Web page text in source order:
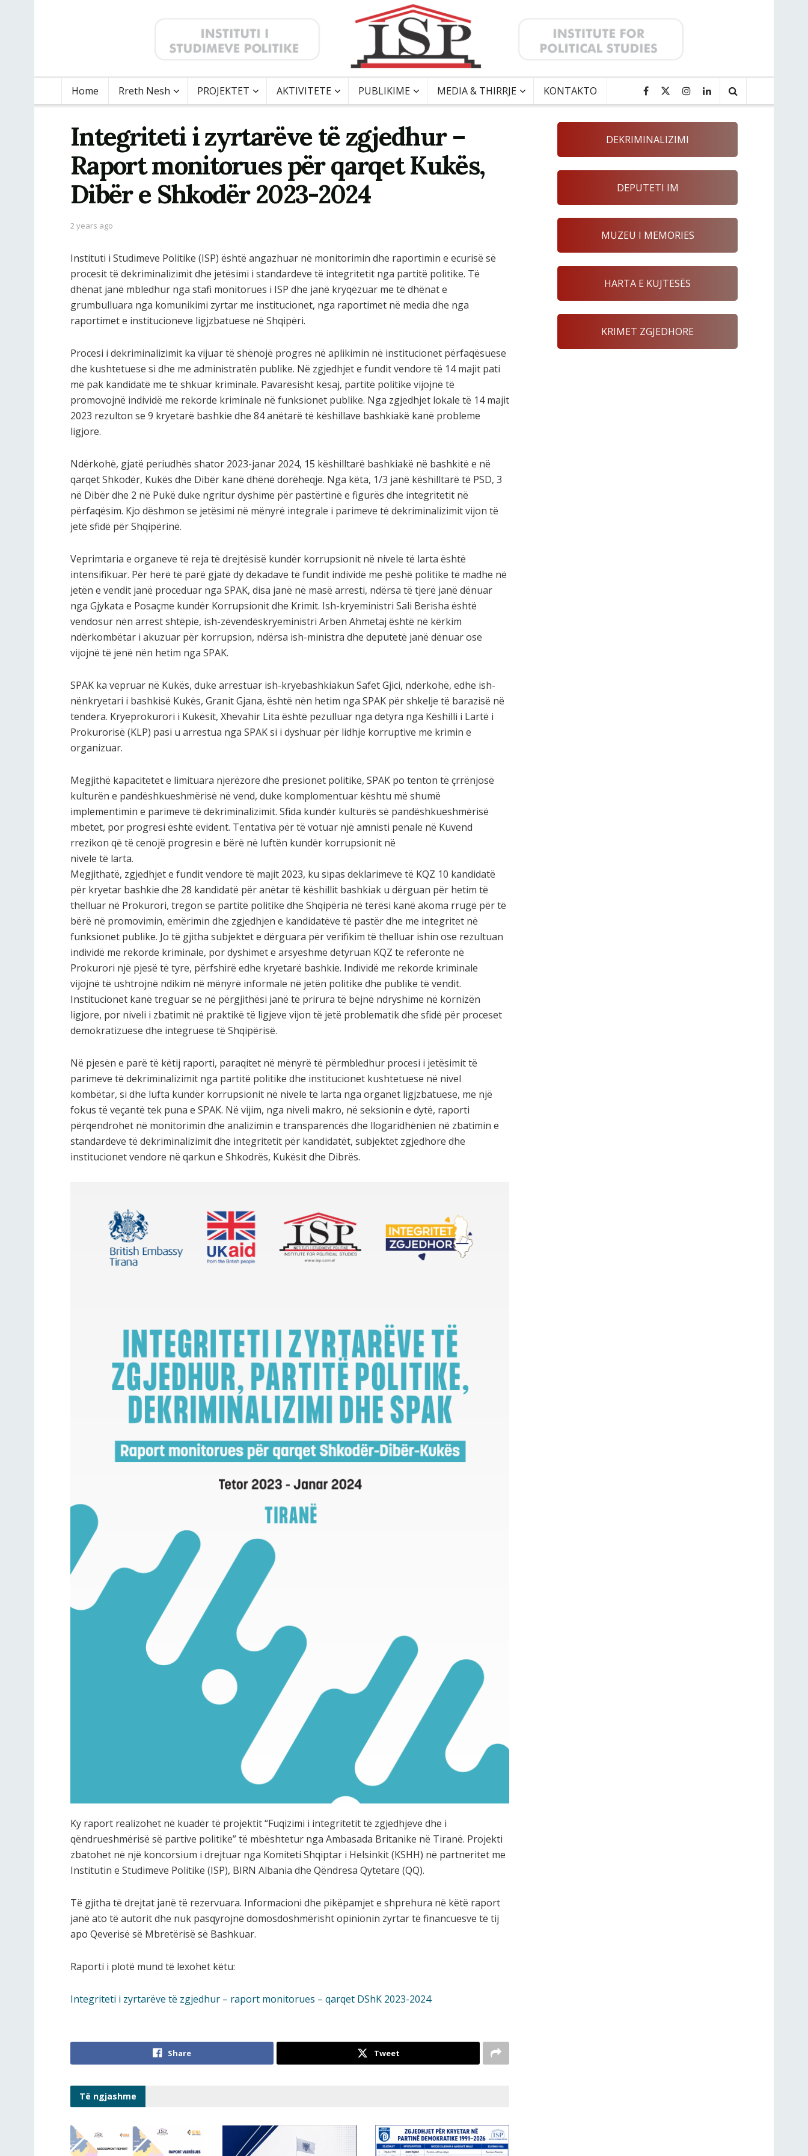
Home Rreth Nesh PROJEKTET AKTIVITETE PUBLIKIME MEDIA & THIRRJE KONTAKTO
Integriteti i zyrtarëve të zgjedhur –
Raport monitorues për qarqet Kukës,
Dibër e Shkodër 2023-2024
2 years ago
Instituti i Studimeve Politike (ISP) është angazhuar në monitorimin dhe raportimin e ecurisë së
procesit të dekriminalizimit dhe jetësimi i standardeve të integritetit nga partitë politike. Të
dhënat janë mbledhur nga stafi monitorues i ISP dhe janë kryqëzuar me të dhënat e
grumbulluara nga komunikimi zyrtar me institucionet, nga raportimet në media dhe nga
raportimet e institucioneve ligjzbatuese në Shqipëri.
Procesi i dekriminalizimit ka vijuar të shënojë progres në aplikimin në institucionet përfaqësuese
dhe kushtetuese si dhe me administratën publike. Në zgjedhjet e fundit vendore të 14 majit pati
më pak kandidatë me të shkuar kriminale. Pavarësisht kësaj, partitë politike vijojnë të
promovojnë individë me rekorde kriminale në funksionet publike. Nga zgjedhjet lokale të 14 majit
2023 rezulton se 9 kryetarë bashkie dhe 84 anëtarë të këshillave bashkiakë kanë probleme
ligjore.
Ndërkohë, gjatë periudhës shator 2023-janar 2024, 15 këshilltarë bashkiakë në bashkitë e në
qarqet Shkodër, Kukës dhe Dibër kanë dhënë dorëheqje. Nga këta, 1/3 janë këshilltarë të PSD, 3
në Dibër dhe 2 në Pukë duke ngritur dyshime për pastërtinë e figurës dhe integritetit në
përfaqësim. Kjo dëshmon se jetësimi në mënyrë integrale i parimeve të dekriminalizimit vijon të
jetë sfidë për Shqipërinë.
Veprimtaria e organeve të reja të drejtësisë kundër korrupsionit në nivele të larta është
intensifikuar. Për herë të parë gjatë dy dekadave të fundit individë me peshë politike të madhe në
jetën e vendit janë proceduar nga SPAK, disa janë në masë arresti, ndërsa të tjerë janë dënuar
nga Gjykata e Posaçme kundër Korrupsionit dhe Krimit. Ish-kryeministri Sali Berisha është
vendosur nën arrest shtëpie, ish-zëvendëskryeministri Arben Ahmetaj është në kërkim
ndërkombëtar i akuzuar për korrupsion, ndërsa ish-ministra dhe deputetë janë dënuar ose
vijojnë të jenë nën hetim nga SPAK.
SPAK ka vepruar në Kukës, duke arrestuar ish-kryebashkiakun Safet Gjici, ndërkohë, edhe ish-
nënkryetari i bashkisë Kukës, Granit Gjana, është nën hetim nga SPAK për shkelje të barazisë në
tendera. Kryeprokurori i Kukësit, Xhevahir Lita është pezulluar nga detyra nga Këshilli i Lartë i
Prokurorisë (KLP) pasi u arrestua nga SPAK si i dyshuar për lidhje korruptive me krimin e
organizuar.
Megjithë kapacitetet e limituara njerëzore dhe presionet politike, SPAK po tenton të çrrënjosë
kulturën e pandëshkueshmërisë në vend, duke komplomentuar kështu më shumë
implementimin e parimeve të dekriminalizimit. Sfida kundër kulturës së pandëshkueshmërisë
mbetet, por progresi është evident. Tentativa për të votuar një amnisti penale në Kuvend
rrezikon që të cenojë progresin e bërë në luftën kundër korrupsionit në
nivele të larta.
Megjithatë, zgjedhjet e fundit vendore të majit 2023, ku sipas deklarimeve të KQZ 10 kandidatë
për kryetar bashkie dhe 28 kandidatë për anëtar të këshillit bashkiak u dërguan për hetim të
thelluar në Prokurori, tregon se partitë politike dhe Shqipëria në tërësi kanë akoma rrugë për të
bërë në promovimin, emërimin dhe zgjedhjen e kandidatëve të pastër dhe me integritet në
funksionet publike. Jo të gjitha subjektet e dërguara për verifikim të thelluar ishin ose rezultuan
individë me rekorde kriminale, por dyshimet e arsyeshme detyruan KQZ të referonte në
Prokurori një pjesë të tyre, përfshirë edhe kryetarë bashkie. Individë me rekorde kriminale
vijojnë të ushtrojnë ndikim në mënyrë informale në jetën politike dhe publike të vendit.
Institucionet kanë treguar se në përgjithësi janë të prirura të bëjnë ndryshime në kornizën
ligjore, por niveli i zbatimit në praktikë të ligjeve vijon të jetë problematik dhe sfidë për proceset
demokratizuese dhe integruese të Shqipërisë.
Në pjesën e parë të këtij raporti, paraqitet në mënyrë të përmbledhur procesi i jetësimit të
parimeve të dekriminalizimit nga partitë politike dhe institucionet kushtetuese në nivel
kombëtar, si dhe lufta kundër korrupsionit në nivele të larta nga organet ligjzbatuese, me një
fokus të veçantë tek puna e SPAK. Në vijim, nga niveli makro, në seksionin e dytë, raporti
përqendrohet në monitorimin dhe analizimin e transparencës dhe llogaridhënien në zbatimin e
standardeve të dekriminalizimit dhe integritetit për kandidatët, subjektet zgjedhore dhe
institucionet vendore në qarkun e Shkodrës, Kukësit dhe Dibrës.
Ky raport realizohet në kuadër të projektit “Fuqizimi i integritetit të zgjedhjeve dhe i
qëndrueshmërisë së partive politike” të mbështetur nga Ambasada Britanike në Tiranë. Projekti
zbatohet në një koncorsium i drejtuar nga Komiteti Shqiptar i Helsinkit (KSHH) në partneritet me
Institutin e Studimeve Politike (ISP), BIRN Albania dhe Qëndresa Qytetare (QQ).
Të gjitha të drejtat janë të rezervuara. Informacioni dhe pikëpamjet e shprehura në këtë raport
janë ato të autorit dhe nuk pasqyrojnë domosdoshmërisht opinionin zyrtar të financuesve të tij
apo Qeverisë së Mbretërisë së Bashkuar.
Raporti i plotë mund të lexohet këtu:
Integriteti i zyrtarëve të zgjedhur – raport monitorues – qarqet DShK 2023-2024
Share Tweet
Të ngjashme
DEKRIMINALIZIMI
DEPUTETI IM
MUZEU I MEMORIES
HARTA E KUJTESËS
KRIMET ZGJEDHORE